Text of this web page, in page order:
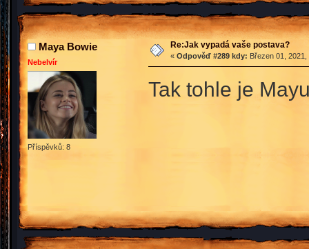
Maya Bowie
Nebelvír
Příspěvků: 8
Re:Jak vypadá vaše postava?
« Odpověď #289 kdy: Březen 01,
Tak tohle je